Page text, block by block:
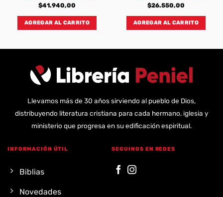
$41.940,00
AGREGAR AL CARRITO
$26.550,00
AGREGAR AL CARRITO
Llevamos más de 30 años sirviendo al pueblo de Dios,
distribuyendo literatura cristiana para cada hermano, iglesia y
ministerio que progresa en su edificación espiritual.
INFORMACIÓN ÚTIL
Biblias
Novedades
SEGUINOS EN REDES